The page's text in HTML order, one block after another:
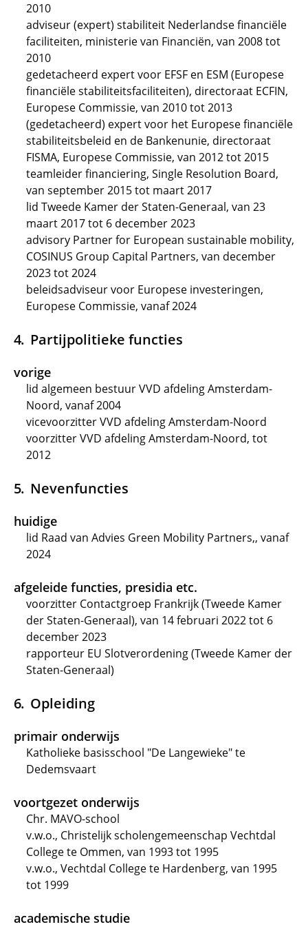
2010
adviseur (expert) stabiliteit Nederlandse financiële
faciliteiten, ministerie van Financiën, van 2008 tot
2010
gedetacheerd expert voor EFSF en ESM (Europese
financiële stabiliteitsfaciliteiten), directoraat ECFIN,
Europese Commissie, van 2010 tot 2013
(gedetacheerd) expert voor het Europese financiële
stabiliteitsbeleid en de Bankenunie, directoraat
FISMA, Europese Commissie, van 2012 tot 2015
teamleider financiering, Single Resolution Board,
van september 2015 tot maart 2017
lid Tweede Kamer der Staten-Generaal, van 23
maart 2017 tot 6 december 2023
advisory Partner for European sustainable mobility,
COSINUS Group Capital Partners, van december
2023 tot 2024
beleidsadviseur voor Europese investeringen,
Europese Commissie, vanaf 2024
Partijpolitieke functies
vorige
lid algemeen bestuur VVD afdeling Amsterdam-
Noord, vanaf 2004
vicevoorzitter VVD afdeling Amsterdam-Noord
voorzitter VVD afdeling Amsterdam-Noord, tot
2012
Nevenfuncties
huidige
lid Raad van Advies Green Mobility Partners,, vanaf
2024
afgeleide functies, presidia etc.
voorzitter Contactgroep Frankrijk (Tweede Kamer
der Staten-Generaal), van 14 februari 2022 tot 6
december 2023
rapporteur EU Slotverordening (Tweede Kamer der
Staten-Generaal)
Opleiding
primair onderwijs
Katholieke basisschool "De Langewieke" te
Dedemsvaart
voortgezet onderwijs
Chr. MAVO-school
v.w.o., Christelijk scholengemeenschap Vechtdal
College te Ommen, van 1993 tot 1995
v.w.o., Vechtdal College te Hardenberg, van 1995
tot 1999
academische studie